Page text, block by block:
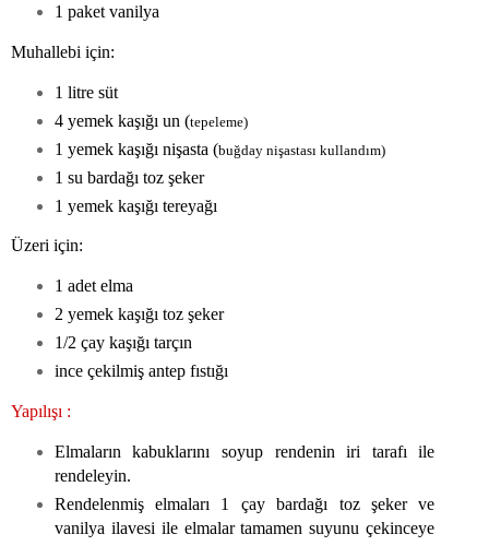
1 paket vanilya
Muhallebi için:
1 litre süt
4 yemek kaşığı un (tepeleme)
1 yemek kaşığı nişasta (buğday nişastası kullandım)
1 su bardağı toz şeker
1 yemek kaşığı tereyağı
Üzeri için:
1 adet elma
2 yemek kaşığı toz şeker
1/2 çay kaşığı tarçın
ince çekilmiş antep fıstığı
Yapılışı :
Elmaların kabuklarını soyup rendenin iri tarafı ile
rendeleyin.
Rendelenmiş elmaları 1 çay bardağı toz şeker ve
vanilya ilavesi ile elmalar tamamen suyunu çekinceye